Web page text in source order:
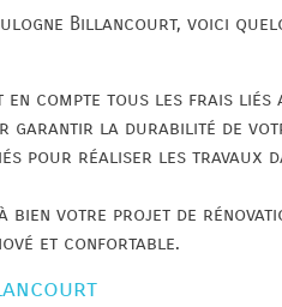
Billancourt, voici
en compte tous les frais liés
garantir la durabilité de
pour réaliser les travaux
bien votre projet de
et confortable.